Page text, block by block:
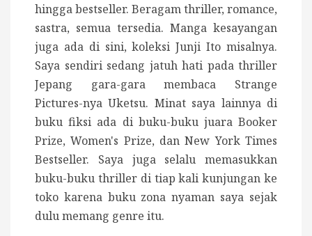
hingga bestseller. Beragam thriller, romance,
sastra, semua tersedia. Manga kesayangan
juga ada di sini, koleksi Junji Ito misalnya.
Saya sendiri sedang jatuh hati pada thriller
Jepang gara-gara membaca Strange
Pictures-nya Uketsu. Minat saya lainnya di
buku fiksi ada di buku-buku juara Booker
Prize, Women's Prize, dan New York Times
Bestseller. Saya juga selalu memasukkan
buku-buku thriller di tiap kali kunjungan ke
toko karena buku zona nyaman saya sejak
dulu memang genre itu.